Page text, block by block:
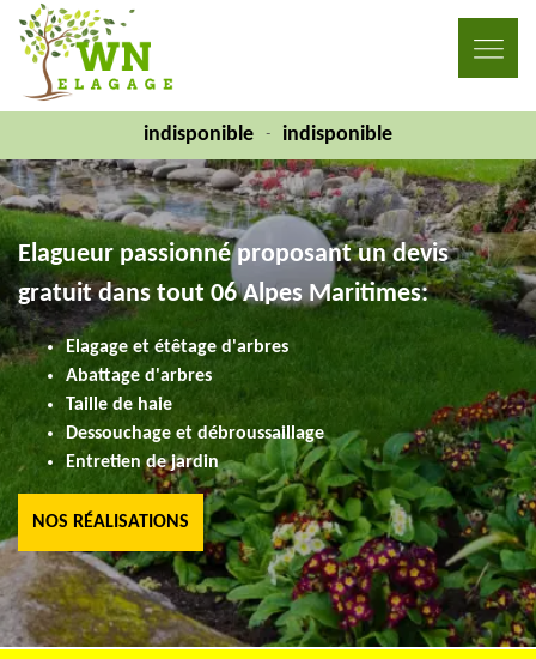
indisponible - indisponible
Elagueur passionné proposant un devis
gratuit dans tout 06 Alpes Maritimes:
Elagage et étêtage d'arbres
Abattage d'arbres
Taille de haie
Dessouchage et débroussaillage
Entretien de jardin
NOS RÉALISATIONS